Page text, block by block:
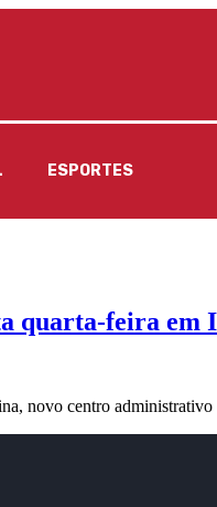
ESPORTES
quarta-feira
novo centro